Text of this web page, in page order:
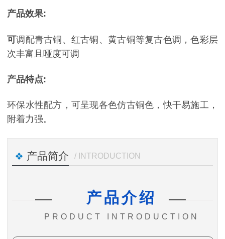
产品效果:
可调配青古铜、红古铜、黄古铜等复古色调，色彩层
次丰富且哑度可调
产品特点:
环保水性配方，可呈现各色仿古铜色，快干易施工，
附着力强。
产品简介 / INTRODUCTION
产品介绍
PRODUCT INTRODUCTION